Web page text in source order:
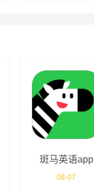
斑马英语app
08-07